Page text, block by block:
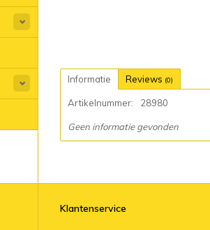
Informatie Reviews (0)
Artikelnummer: 28980
Geen informatie gevonden
Klantenservice